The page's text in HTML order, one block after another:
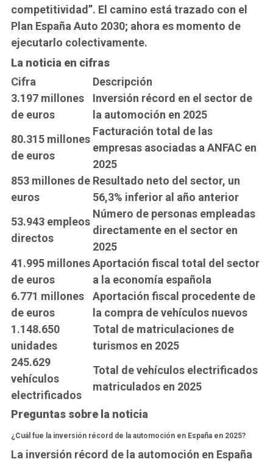
competitividad”. El camino está trazado con el
Plan España Auto 2030; ahora es momento de
ejecutarlo colectivamente.
La noticia en cifras
Cifra
Descripción
3.197 millones
de euros
Inversión récord en el sector de
la automoción en 2025
80.315 millones
de euros
Facturación total de las
empresas asociadas a ANFAC en
2025
853 millones de
euros
Resultado neto del sector, un
56,3% inferior al año anterior
53.943 empleos
directos
Número de personas empleadas
directamente en el sector en
2025
41.995 millones
de euros
Aportación fiscal total del sector
a la economía española
6.771 millones
de euros
Aportación fiscal procedente de
la compra de vehículos nuevos
1.148.650
unidades
Total de matriculaciones de
turismos en 2025
245.629
vehículos
electrificados
Total de vehículos electrificados
matriculados en 2025
Preguntas sobre la noticia
¿Cuál fue la inversión récord de la automoción en España en 2025?
La inversión récord de la automoción en España